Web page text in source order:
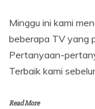
Minggu ini kami
beberapa TV yang
Pertanyaan-
Terbaik kami
Read More